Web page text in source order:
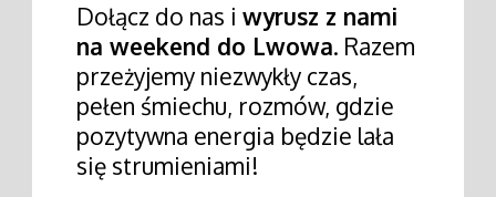
Dołącz do nas i wyrusz z nami
na weekend do Lwowa. Razem
przeżyjemy niezwykły czas,
pełen śmiechu, rozmów, gdzie
pozytywna energia będzie lała
się strumieniami!